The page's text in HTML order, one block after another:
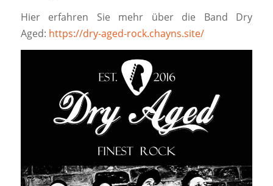
Hier erfahren Sie mehr über die Band Dry
Aged: https://dry-aged-rock.chayns.site/